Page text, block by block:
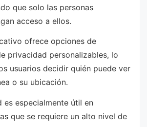
que solo las personas
acceso a ellos.
ofrece opciones de
privacidad personalizables, lo
usuarios decidir quién puede ver
o su ubicación.
es especialmente útil en
que se requiere un alto nivel de